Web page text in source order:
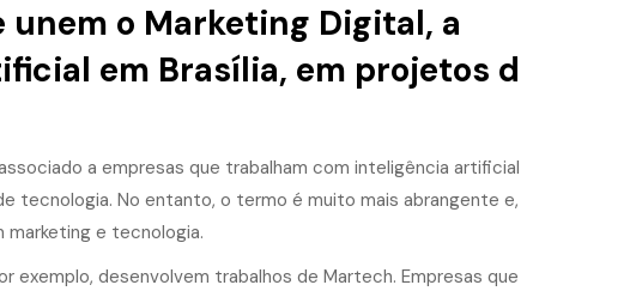
o Marketing Digital, a
em Brasília, em projetos d
a empresas que trabalham com inteligência artificial
tecnologia. No entanto, o termo é muito mais abrangente e,
marketing e tecnologia.
exemplo, desenvolvem trabalhos de Martech. Empresas que